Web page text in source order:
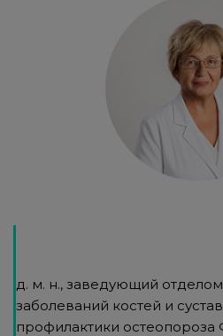
д. м. н., заведующий
заболеваний костей и
профилактики